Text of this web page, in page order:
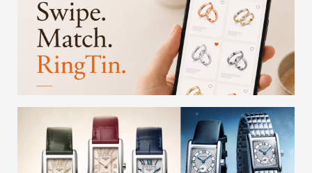
Primeur: RingTin maakt samen trouwringen
uitzoeken nóg leuker